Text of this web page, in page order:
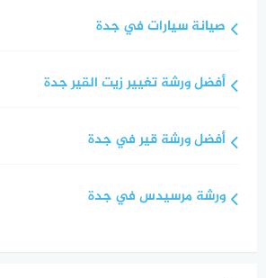
صيانة سيارات في جدة
أفضل ورشة تغيير زيت القير جدة
أفضل ورشة قير في جدة
ورشة مرسيدس في جدة